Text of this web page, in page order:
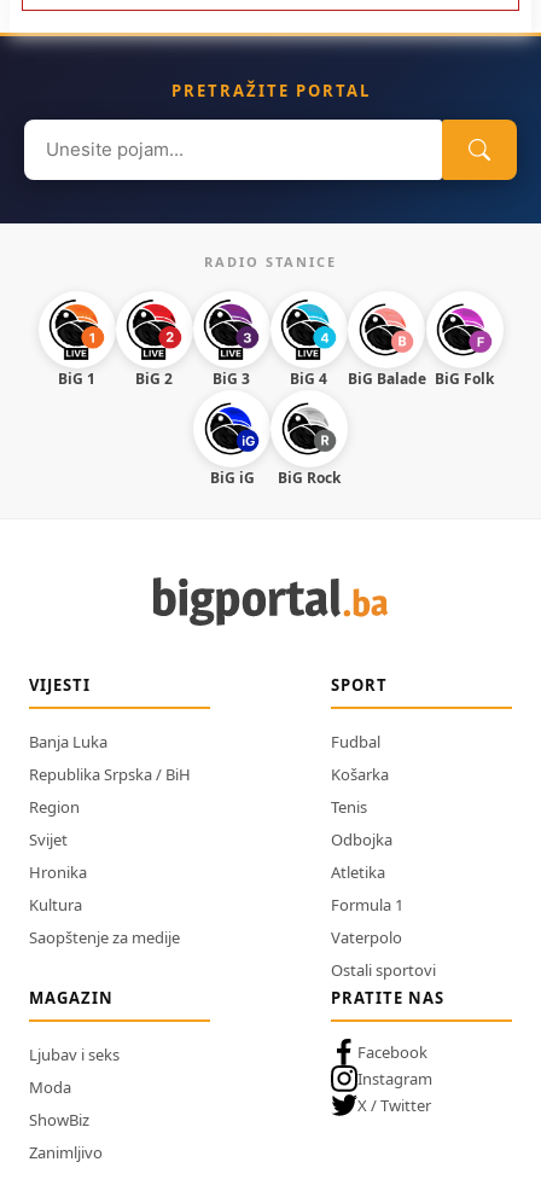
PRETRAŽITE PORTAL
Search
for:
RADIO STANICE
BiG 1 BiG 2 BiG 3 BiG 4 BiG Balade BiG Folk
BiG iG BiG Rock
VIJESTI
Banja Luka
Republika Srpska / BiH
Region
Svijet
Hronika
Kultura
Saopštenje za medije
SPORT
Fudbal
Košarka
Tenis
Odbojka
Atletika
Formula 1
Vaterpolo
Ostali sportovi
MAGAZIN
Ljubav i seks
Moda
ShowBiz
Zanimljivo
PRATITE NAS
Facebook
Instagram
X / Twitter